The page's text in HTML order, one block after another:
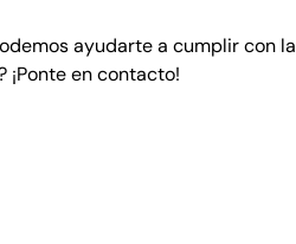
ayudarte a cumplir con la
¡Ponte en contacto!